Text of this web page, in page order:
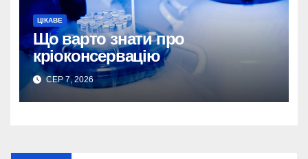
ЦІКАВЕ
Що варто знати про
кріоконсервацію
СЕР 7, 2026